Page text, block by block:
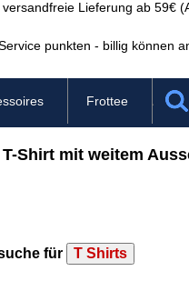
Lieferung ab 59€
punkten - billig können
Frottee
Shirt mit weitem
für T Shirts